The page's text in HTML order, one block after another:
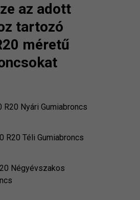
az adott
tartozó
méretű
Nyári Gumiabroncs
R20 Téli Gumiabroncs
Négyévszakos